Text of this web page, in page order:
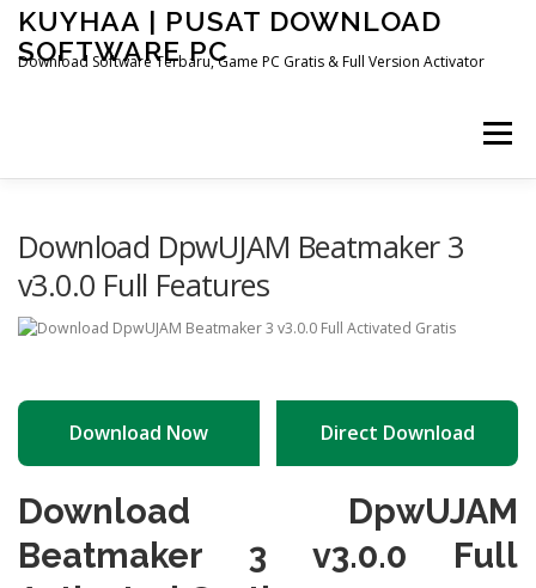
Skip
content
KUYHAA | PUSAT DOWNLOAD
SOFTWARE PC
Download Software Terbaru, Game PC Gratis & Full Version Activator
Menu
Download DpwUJAM Beatmaker 3
v3.0.0 Full Features
Download Now Direct Download
Download DpwUJAM
Beatmaker 3 v3.0.0 Full